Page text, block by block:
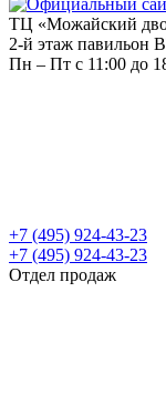
ТЦ «Можайский
2-й этаж павильон
Пн – Пт c 11:00 до
+7 (495) 924-43-23
+7 (495) 924-43-23
Отдел продаж